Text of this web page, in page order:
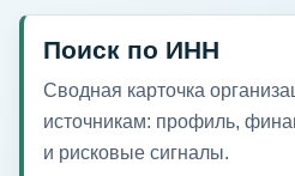
Поиск по ИНН
Сводная карточка
источникам: профиль,
и рисковые сигналы.